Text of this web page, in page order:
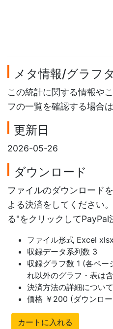
メタ情報/グラフ
この統計に関する情報や
フの一覧を確認する場合は
更新日
2026-05-26
ダウンロード
ファイルのダウンロード
よる決済をしてください
る"をクリックしてPayPal
ファイル形式 Excel xlsx
収録データ系列数 3
収録グラフ数 1 (各ペー
れ以外のグラフ・表は
決済方法の詳細につい
価格 ￥200 (ダウンロ
カートに入れる